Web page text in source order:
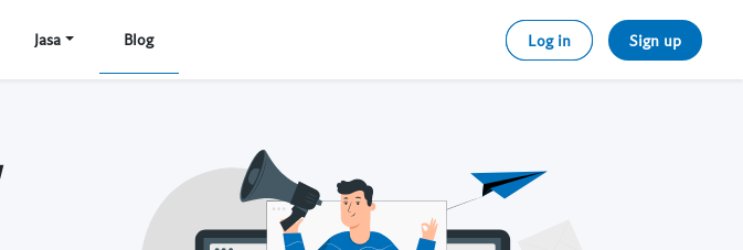
Jasa Blog Log in Sign up